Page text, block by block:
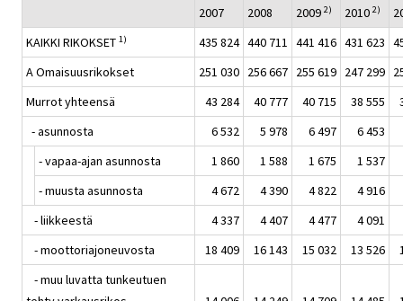
2007 2008 2009 2) 2010 2)
KAIKKI RIKOKSET 1) 435 824 440 711 441 416 431 623
A Omaisuusrikokset
251 030 256 667 255 619 247 299
Murrot yhteensä
43 284 40 777 40 715 38 555
- asunnosta
6 532 5 978 6 497
6 453
- vapaa-ajan asunnosta
1 860 1 588 1 675
1 537
- muusta asunnosta
4 672 4 390 4 822
4 916
- liikkeestä
4 337 4 407 4 477
4 091
- moottoriajoneuvosta
18 409 16 143 15 032 13 526
- muu luvatta tunkeutuen